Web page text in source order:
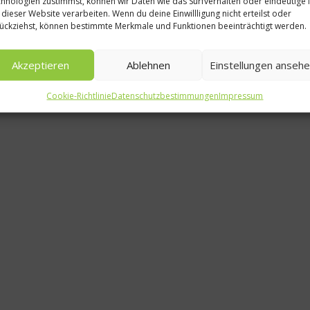
dieser Website verarbeiten. Wenn du deine Einwillligung nicht erteilst oder
können bestimmte Merkmale und Funktionen beeinträchtigt werden.
Akzeptieren Ablehnen Einstellungen
Cookie-RichtlinieDatenschutzbestimmungenImpressum
Rezepte
Henkel